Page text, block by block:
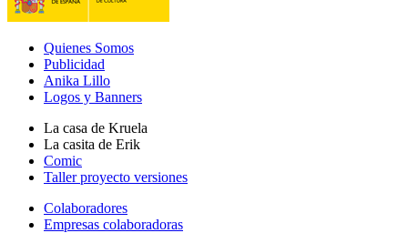
Quienes Somos
Publicidad
Anika Lillo
Logos y Banners
La casa de Kruela
La casita de Erik
Comic
Taller proyecto versiones
Colaboradores
Empresas colaboradoras